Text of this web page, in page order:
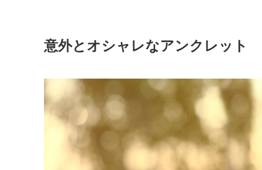
意外とオシャレなアンクレット